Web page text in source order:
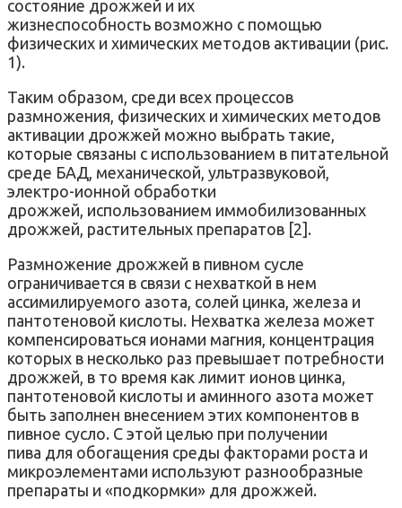
состояние дрожжей и их
жизнеспособность возможно с помощью
физических и химических методов активации (рис.
1).
Таким образом, среди всех процессов
размножения, физических и химических методов
активации дрожжей можно выбрать такие,
которые связаны с использованием в питательной
среде БАД, механической, ультразвуковой,
электро-ионной обработки
дрожжей, использованием иммобилизованных
дрожжей, растительных препаратов [2].
Размножение дрожжей в пивном сусле
ограничивается в связи с нехваткой в нем
ассимилируемого азота, солей цинка, железа и
пантотеновой кислоты. Нехватка железа может
компенсироваться ионами магния, концентрация
которых в несколько раз превышает потребности
дрожжей, в то время как лимит ионов цинка,
пантотеновой кислоты и аминного азота может
быть заполнен внесением этих компонентов в
пивное сусло. С этой целью при получении
пива для обогащения среды факторами роста и
микроэлементами используют разнообразные
препараты и «подкормки» для дрожжей.